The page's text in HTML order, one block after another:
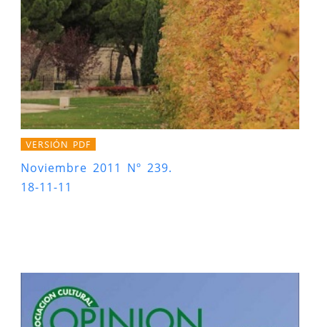
VERSIÓN PDF
Noviembre 2011 Nº 239.
18-11-11